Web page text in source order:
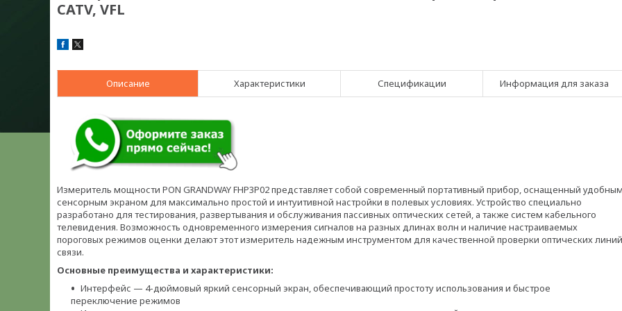
CATV, VFL
Описание Характеристики Спецификации Информация для заказа
Измеритель мощности PON GRANDWAY FHP3P02 представляет собой современный портативный прибор, оснащенный
сенсорным экраном для максимально простой и интуитивной настройки в полевых условиях. Устройство специально
разработано для тестирования, развертывания и обслуживания пассивных оптических сетей, а также систем кабельного
телевидения. Возможность одновременного измерения сигналов на разных длинах волн и наличие настраиваемых
пороговых режимов оценки делают этот измеритель надежным инструментом для качественной проверки оптических линий
связи.
Основные преимущества и характеристики:
Интерфейс — 4-дюймовый яркий сенсорный экран, обеспечивающий простоту использования и быстрое
переключение режимов